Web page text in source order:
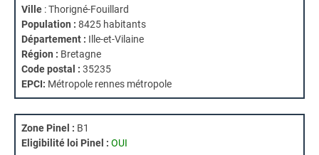
Ville : Thorigné-Fouillard
Population : 8425 habitants
Département : Ille-et-Vilaine
Région : Bretagne
Code postal : 35235
EPCI: Métropole rennes métropole
Zone Pinel : B1
Eligibilité loi Pinel : OUI